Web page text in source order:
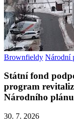
Brownfieldy Národní
Státní fond
program
Národního
30. 7. 2026